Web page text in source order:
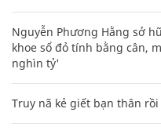
Nguyễn Phương Hằng sở
khoe sổ đỏ tính bằng cân,
nghìn tỷ'
Truy nã kẻ giết bạn thân